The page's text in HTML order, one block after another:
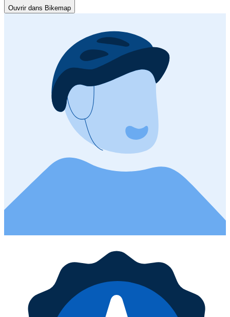
Ouvrir dans Bikemap